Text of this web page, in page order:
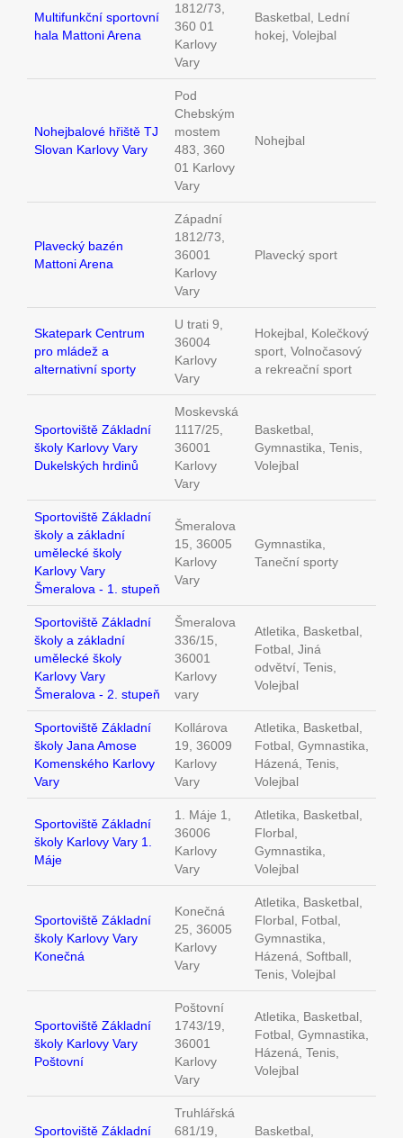
Multifunkční sportovní
hala Mattoni Arena
1812/73,
360 01
Karlovy
Vary
Basketbal, Lední
hokej, Volejbal
Nohejbalové hřiště TJ
Slovan Karlovy Vary
Pod
Chebským
mostem
483, 360
01 Karlovy
Vary
Nohejbal
Plavecký bazén
Mattoni Arena
Západní
1812/73,
36001
Karlovy
Vary
Plavecký sport
Skatepark Centrum
pro mládež a
alternativní sporty
U trati 9,
36004
Karlovy
Vary
Hokejbal, Kolečkový
sport, Volnočasový
a rekreační sport
Sportoviště Základní
školy Karlovy Vary
Dukelských hrdinů
Moskevská
1117/25,
36001
Karlovy
Vary
Basketbal,
Gymnastika, Tenis,
Volejbal
Sportoviště Základní
školy a základní
umělecké školy
Karlovy Vary
Šmeralova - 1. stupeň
Šmeralova
15, 36005
Karlovy
Vary
Gymnastika,
Taneční sporty
Sportoviště Základní
školy a základní
umělecké školy
Karlovy Vary
Šmeralova - 2. stupeň
Šmeralova
336/15,
36001
Karlovy
vary
Atletika, Basketbal,
Fotbal, Jiná
odvětví, Tenis,
Volejbal
Sportoviště Základní
školy Jana Amose
Komenského Karlovy
Vary
Kollárova
19, 36009
Karlovy
Vary
Atletika, Basketbal,
Fotbal, Gymnastika,
Házená, Tenis,
Volejbal
Sportoviště Základní
školy Karlovy Vary 1.
Máje
1. Máje 1,
36006
Karlovy
Vary
Atletika, Basketbal,
Florbal,
Gymnastika,
Volejbal
Sportoviště Základní
školy Karlovy Vary
Konečná
Konečná
25, 36005
Karlovy
Vary
Atletika, Basketbal,
Florbal, Fotbal,
Gymnastika,
Házená, Softball,
Tenis, Volejbal
Sportoviště Základní
školy Karlovy Vary
Poštovní
Poštovní
1743/19,
36001
Karlovy
Vary
Atletika, Basketbal,
Fotbal, Gymnastika,
Házená, Tenis,
Volejbal
Sportoviště Základní
Truhlářská
681/19,
Basketbal,